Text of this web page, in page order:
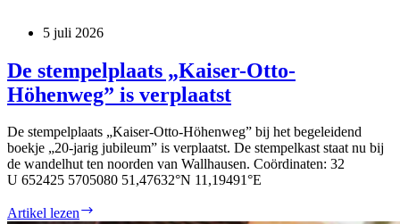
5 juli 2026
De stempelplaats „Kaiser-Otto-
Höhenweg” is verplaatst
De stem­pel­plaats „Kai­­ser-Otto-Höhen­­weg” bij het bege­lei­dend
boek­je „20-jarig jubi­le­um” is ver­plaatst. De stem­pel­kast staat nu bij
de wan­del­hut ten noor­den van Wall­hau­sen. Coör­di­na­ten: 32
U 652425 5705080 51,47632°N 11,19491°E
Artikel lezen